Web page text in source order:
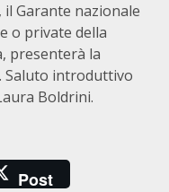
Garante nazionale
o private della
presenterà la
Saluto introduttivo
Boldrini.
Post